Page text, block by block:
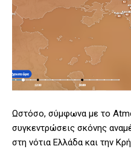
Ωστόσο, σύμφωνα με το
συγκεντρώσεις σκόνης
στη νότια Ελλάδα και την